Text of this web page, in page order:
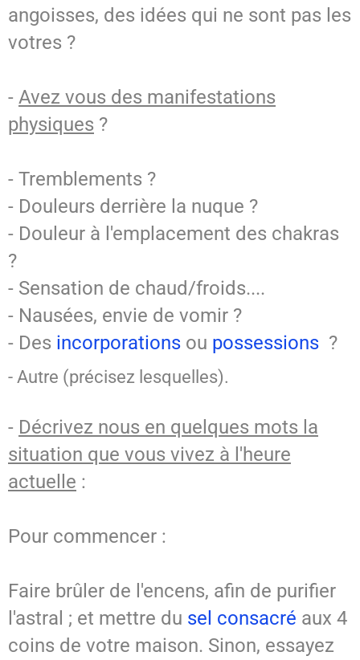
angoisses, des idées qui ne sont pas les
votres ?
- Avez vous des manifestations
physiques ?
- Tremblements ?
- Douleurs derrière la nuque ?
- Douleur à l'emplacement des chakras
?
- Sensation de chaud/froids....
- Nausées, envie de vomir ?
- Des incorporations ou possessions ?
- Autre (précisez lesquelles).
- Décrivez nous en quelques mots la
situation que vous vivez à l'heure
actuelle :
Pour commencer :
Faire brûler de l'encens, afin de purifier
l'astral ; et mettre du sel consacré aux 4
coins de votre maison. Sinon, essayez